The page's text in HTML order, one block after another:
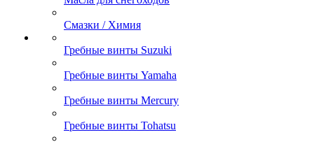
Смазки / Химия
Гребные винты Suzuki
Гребные винты Yamaha
Гребные винты Mercury
Гребные винты Tohatsu